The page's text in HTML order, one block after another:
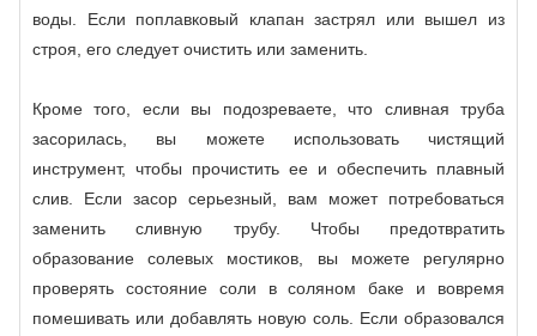
воды. Если поплавковый клапан застрял или вышел из
строя, его следует очистить или заменить.
Кроме того, если вы подозреваете, что сливная труба
засорилась, вы можете использовать чистящий
инструмент, чтобы прочистить ее и обеспечить плавный
слив. Если засор серьезный, вам может потребоваться
заменить сливную трубу. Чтобы предотвратить
образование солевых мостиков, вы можете регулярно
проверять состояние соли в соляном баке и вовремя
помешивать или добавлять новую соль. Если образовался